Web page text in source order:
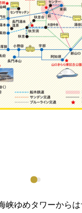
峡ゆめタワーから